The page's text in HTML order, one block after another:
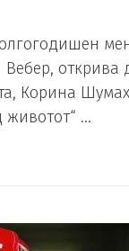
открива
Корина
животот“ …